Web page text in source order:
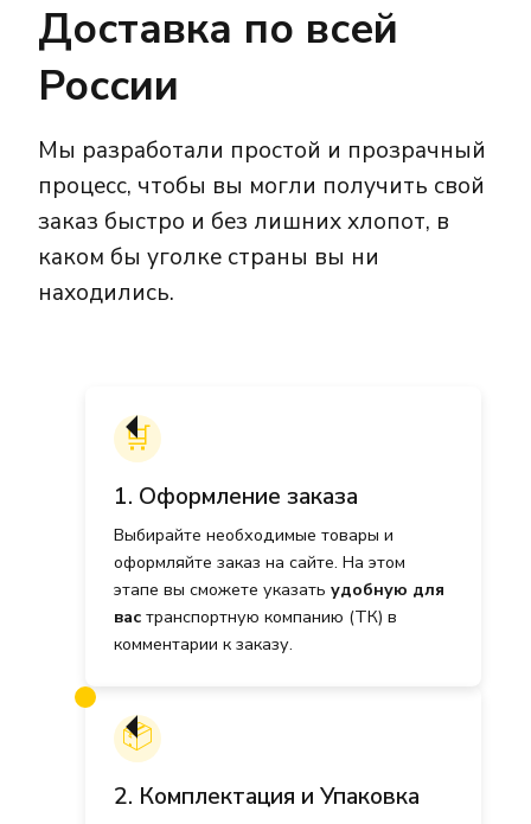
Доставка по всей
России
Мы разработали простой и прозрачный
процесс, чтобы вы могли получить свой
заказ быстро и без лишних хлопот, в
каком бы уголке страны вы ни
находились.
🛒
1. Оформление заказа
Выбирайте необходимые товары и
оформляйте заказ на сайте. На этом
этапе вы сможете указать удобную для
вас транспортную компанию (ТК) в
комментарии к заказу.
📦
2. Комплектация и Упаковка